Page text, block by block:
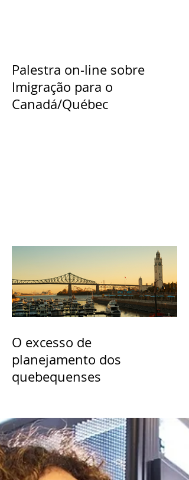
Palestra on-line sobre
Imigração para o
Canadá/Québec
O excesso de
planejamento dos
quebequenses